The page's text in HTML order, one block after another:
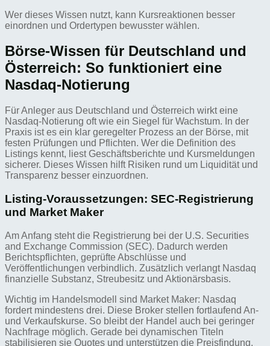
Wer dieses Wissen nutzt, kann Kursreaktionen besser
einordnen und Ordertypen bewusster wählen.
Börse-Wissen für Deutschland und
Österreich: So funktioniert eine
Nasdaq-Notierung
Für Anleger aus Deutschland und Österreich wirkt eine
Nasdaq-Notierung oft wie ein Siegel für Wachstum. In der
Praxis ist es ein klar geregelter Prozess an der Börse, mit
festen Prüfungen und Pflichten. Wer die Definition des
Listings kennt, liest Geschäftsberichte und Kursmeldungen
sicherer. Dieses Wissen hilft Risiken rund um Liquidität und
Transparenz besser einzuordnen.
Listing-Voraussetzungen: SEC-Registrierung
und Market Maker
Am Anfang steht die Registrierung bei der U.S. Securities
and Exchange Commission (SEC). Dadurch werden
Berichtspflichten, geprüfte Abschlüsse und
Veröffentlichungen verbindlich. Zusätzlich verlangt Nasdaq
finanzielle Substanz, Streubesitz und Aktionärsbasis.
Wichtig im Handelsmodell sind Market Maker: Nasdaq
fordert mindestens drei. Diese Broker stellen fortlaufend An-
und Verkaufskurse. So bleibt der Handel auch bei geringer
Nachfrage möglich. Gerade bei dynamischen Titeln
stabilisieren sie Quotes und unterstützen die Preisfindung.